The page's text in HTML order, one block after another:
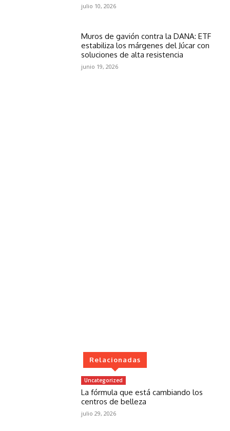
julio 10, 2026
Muros de gavión contra la DANA: ETF
estabiliza los márgenes del Júcar con
soluciones de alta resistencia
junio 19, 2026
Relacionadas
Uncategorized
La fórmula que está cambiando los
centros de belleza
julio 29, 2026